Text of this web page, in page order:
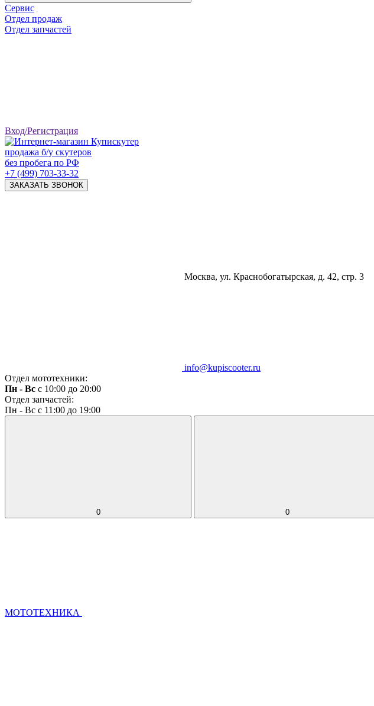
Сервис
Отдел продаж
Отдел запчастей
Вход/Регистрация
продажа б/у скутеров
без пробега по РФ
+7 (499) 703-33-32
ЗАКАЗАТЬ ЗВОНОК
Москва, ул. Краснобогатырская, д. 42, стр. 3
info@kupiscooter.ru
Отдел мототехники:
Пн - Вс с 10:00 до 20:00
Отдел запчастей:
Пн - Вс с 11:00 до 19:00
0 0
МОТОТЕХНИКА